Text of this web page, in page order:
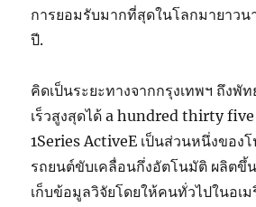
การยอมรับมากที่สุดในโลกมายาว
ปี.
คิดเป็นระยะทางจากกรุงเทพฯ ถึงพั
เร็วสูงสุดได้ a hundred thirty
1Series ActiveE เป็นส่วนหนึ่งของ
รถยนต์ขับเคลื่อนกึ่งอัตโนมัติ ผลิตขึ้
เก็บข้อมูลวิจัยโดยให้คนทั่วไปในอเ